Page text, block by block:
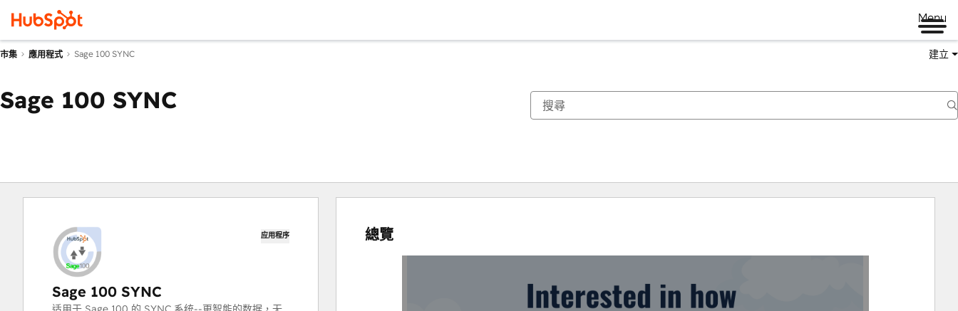
Menu
市集 應用程式 Sage 100 SYNC 建立
Sage 100 SYNC
应用程序
Sage 100 SYNC
總覽